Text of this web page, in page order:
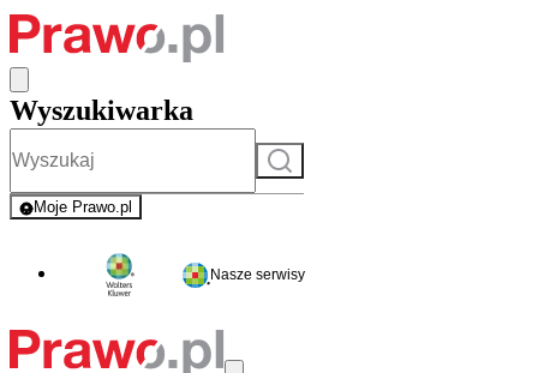
Wyszukiwarka
Szukaj
Moje Prawo.pl
- rejestracja i logowanie do serwisu
Nasze serwisy